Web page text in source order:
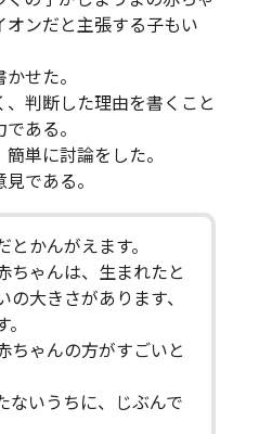
ンだと主張する子もい
せた。
、判断した理由を書くこと
ある。
単に討論をした。
である。
かんがえます。
ちゃんは、生まれたと
の大きさがあります、
ちゃんの方がすごいと
ないうちに、じぶんで